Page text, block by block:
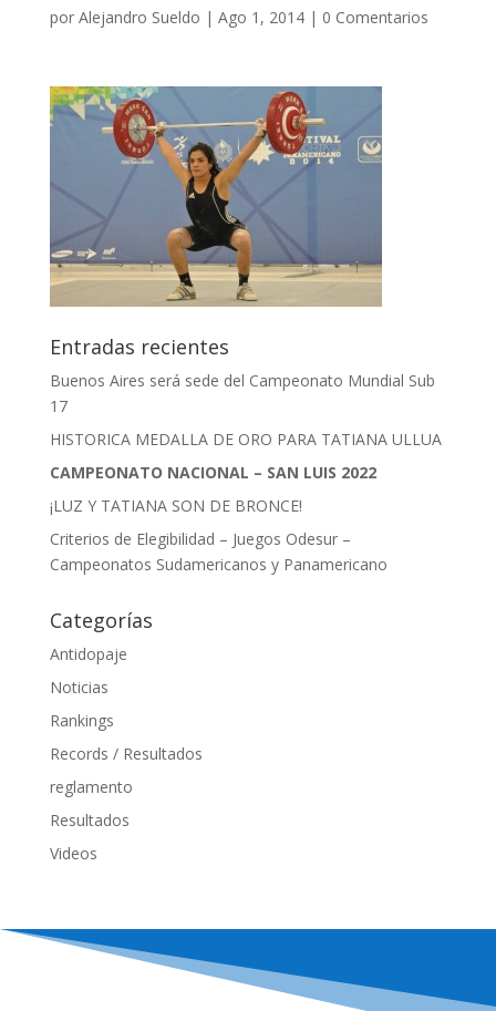
por Alejandro Sueldo | Ago 1, 2014| 0 Comentarios
Entradas recientes
Buenos Aires será sede del Campeonato Mundial Sub
17
HISTORICA MEDALLA DE ORO PARA TATIANA ULLUA
CAMPEONATO NACIONAL – SAN LUIS 2022
¡LUZ Y TATIANA SON DE BRONCE!
Criterios de Elegibilidad – Juegos Odesur –
Campeonatos Sudamericanos y Panamericano
Categorías
Antidopaje
Noticias
Rankings
Records / Resultados
reglamento
Resultados
Videos